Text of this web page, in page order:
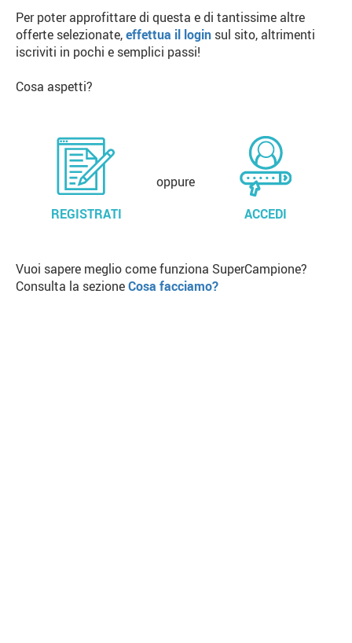
Per poter approfittare di questa e di tantissime altre
offerte selezionate,effettua il login sul sito, altrimenti
iscriviti in pochi e semplici passi!
Cosa aspetti?
REGISTRATI
oppure
ACCEDI
Vuoi sapere meglio come funziona SuperCampione?
Consulta la sezioneCosa facciamo?